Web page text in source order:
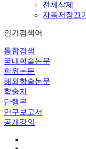
전체삭제
자동저장끄기
인기검색어
통합검색
국내학술논문
학위논문
해외학술논문
학술지
단행본
연구보고서
공개강의